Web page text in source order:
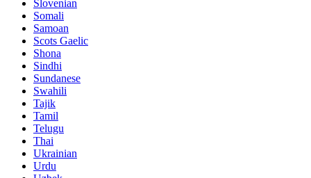
Slovenian
Somali
Samoan
Scots Gaelic
Shona
Sindhi
Sundanese
Swahili
Tajik
Tamil
Telugu
Thai
Ukrainian
Urdu